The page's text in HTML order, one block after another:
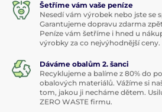
Šetříme vám vaše peníze
Nesedí vám výrobek nebo jste se
Garantujeme dopravu zdarma
Peníze vám šetříme i hned u
výrobky za co nejvýhodnější ceny.
Dáváme obalům 2. šanci
Recyklujeme a balíme z 80% do
obalových materiálů. Vážíme si
tom, jakou ji necháme dětem.
ZERO WASTE firmu.